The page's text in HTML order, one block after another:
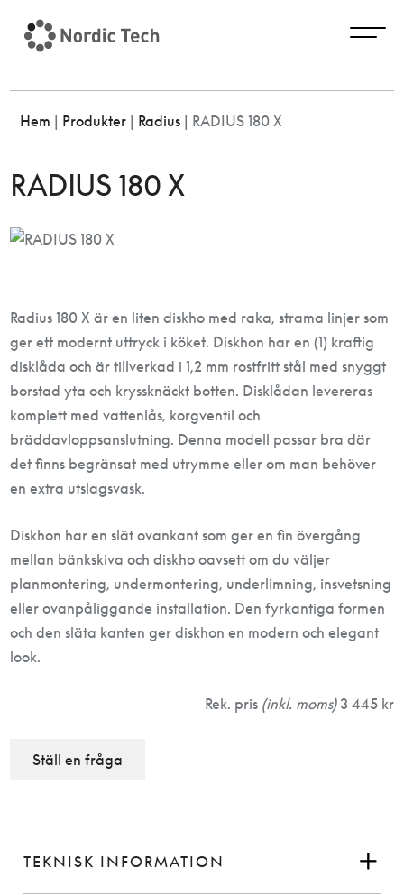
Hem | Produkter| Radius| RADIUS 180 X
RADIUS 180 X
Radius 180 X är en liten diskho med raka, strama linjer som
ger ett modernt uttryck i köket. Diskhon har en (1) kraftig
disklåda och är tillverkad i 1,2 mm rostfritt stål med snyggt
borstad yta och kryssknäckt botten. Disklådan levereras
komplett med vattenlås, korgventil och
bräddavloppsanslutning. Denna modell passar bra där
det finns begränsat med utrymme eller om man behöver
en extra utslagsvask.
Diskhon har en slät ovankant som ger en fin övergång
mellan bänkskiva och diskho oavsett om du väljer
planmontering, undermontering, underlimning, insvetsning
eller ovanpåliggande installation. Den fyrkantiga formen
och den släta kanten ger diskhon en modern och elegant
look.
Rek. pris (inkl. moms)3 445 kr
Ställ en fråga
TEKNISK INFORMATION